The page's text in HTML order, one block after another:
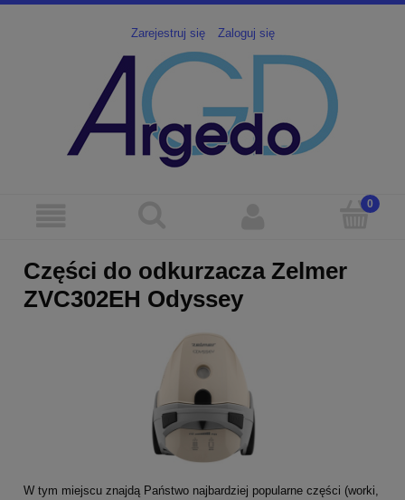
Zarejestruj się Zaloguj się
Części do odkurzacza Zelmer
ZVC302EH Odyssey
W tym miejscu znajdą Państwo najbardziej popularne części (worki,